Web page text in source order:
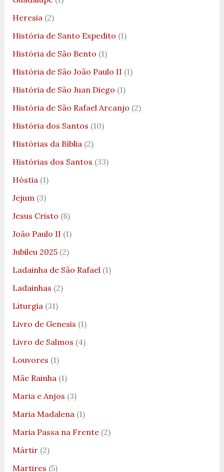
Heresia(2)
História de Santo Expedito (1)
História de São Bento (1)
História de São João Paulo II (1)
História de São Juan Diego (1)
História de São Rafael Arcanjo (2)
História dos Santos (10)
Histórias da Bíblia(2)
Histórias dos Santos (33)
Hóstia(1)
Jejum(3)
Jesus Cristo (8)
João Paulo II (1)
Jubileu 2025(2)
Ladainha de São Rafael(1)
Ladainhas (2)
Liturgia(31)
Livro de Genesis (1)
Livro de Salmos (4)
Louvores (1)
Mãe Rainha(1)
Maria e Anjos (3)
Maria Madalena(1)
Maria Passa na Frente(2)
Mártir(2)
Martires (5)